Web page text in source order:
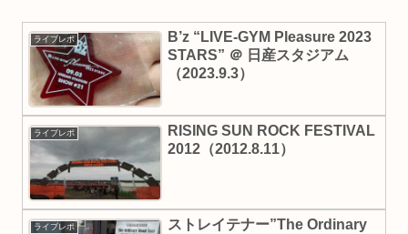
ライブレポ
B’z “LIVE-GYM Pleasure 2023
STARS” ＠ 日産スタジアム
（2023.9.3）
ライブレポ
RISING SUN ROCK FESTIVAL
2012（2012.8.11）
ライブレポ
ストレイテナー”The Ordinary